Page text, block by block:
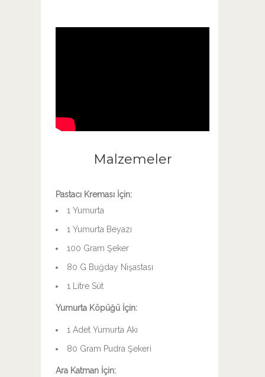
Malzemeler
Pastacı Kreması İçin:
1 Yumurta
1 Yumurta Beyazı
100 Gram Şeker
80 G Buğday Nişastası
1 Litre Süt
Yumurta Köpüğü İçin:
1 Adet Yumurta Akı
80 Gram Pudra Şekeri
Ara Katman İçin: